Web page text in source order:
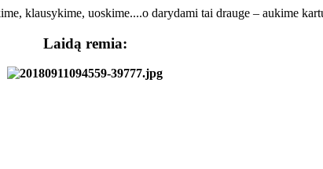
klausykime, uoskime....o darydami tai drauge – aukime
Laidą remia: